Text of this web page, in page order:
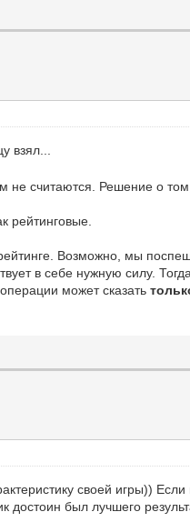
взял...
не считаются. Решение о
рейтинговые.
Возможно, мы
в себе нужную силу.
может сказать
своей игры)) Если
достоин был лучшего